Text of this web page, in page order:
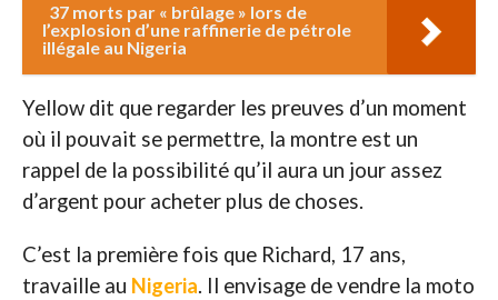
37 morts par « brûlage » lors de
l’explosion d’une raffinerie de pétrole
illégale au Nigeria
Yellow dit que regarder les preuves d’un moment
où il pouvait se permettre, la montre est un
rappel de la possibilité qu’il aura un jour assez
d’argent pour acheter plus de choses.
C’est la première fois que Richard, 17 ans,
travaille au Nigeria. Il envisage de vendre la moto